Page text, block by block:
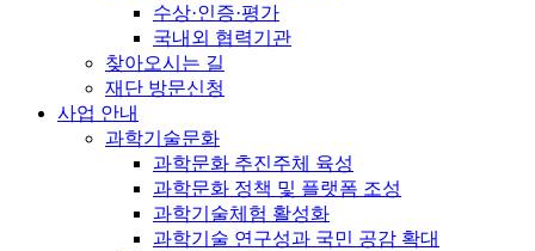
수상·인증·평가
국내외 협력기관
찾아오시는 길
재단 방문신청
사업 안내
과학기술문화
과학문화 추진주체 육성
과학문화 정책 및 플랫폼 조성
과학기술체험 활성화
과학기술 연구성과 국민 공감 확대